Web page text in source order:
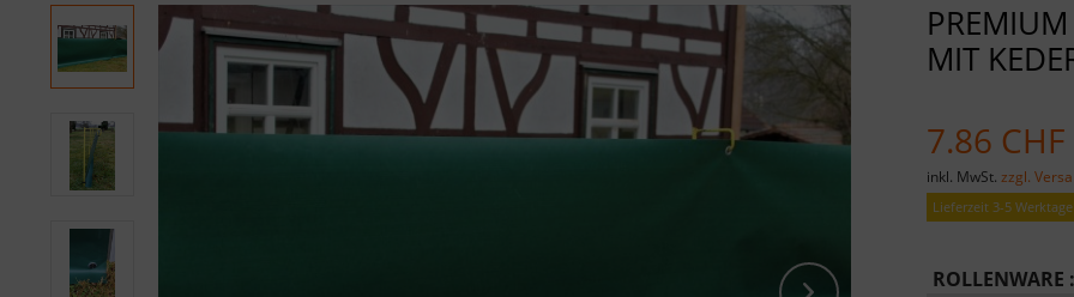
MIT
7.86
inkl. MwSt. zzgl.
Lieferzeit 3-5 Werktage
ROLLENWARE :